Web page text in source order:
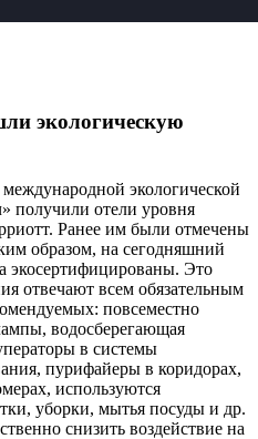
экологическую
экологической
получили отели уровня
Ранее им были отмечены
образом, на сегодняшний
экосертифицированы. Это
отвечают всем обязательным
повсеместно
водосберегающая
в системы
пурифайеры в коридорах,
используются
уборки, мытья посуды и др.
снизить воздействие на